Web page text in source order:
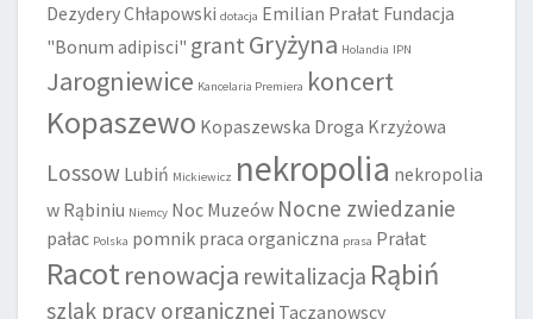
Dezydery Chłapowski dotacja Emilian Prałat Fundacja
"Bonum adipisci" grant Gryżyna Holandia IPN
Jarogniewice Kancelaria Premiera koncert
Kopaszewo Kopaszewska Droga Krzyżowa
Lossow Lubiń Mickiewicz nekropolia nekropolia
w Rąbiniu Niemcy Noc Muzeów Nocne zwiedzanie
pałac Polska pomnik praca organiczna prasa Prałat
Racotrenowacja rewitalizacja Rąbiń
szlak pracy organicznej Taczanowscy